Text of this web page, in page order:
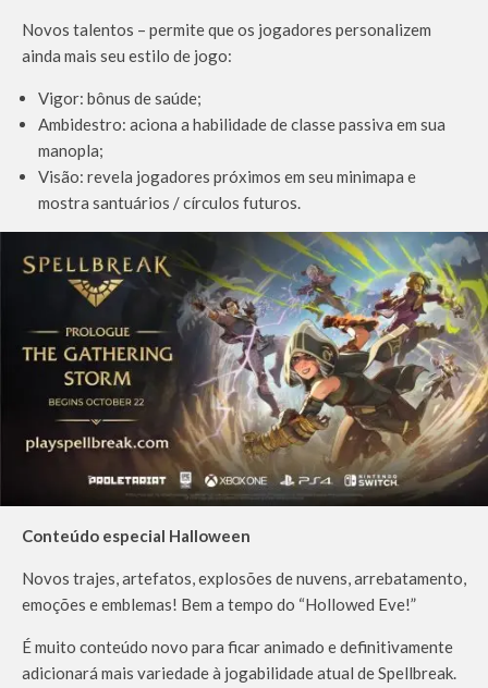
Novos talentos – permite que os jogadores personalizem
ainda mais seu estilo de jogo:
Vigor: bônus de saúde;
Ambidestro: aciona a habilidade de classe passiva em sua
manopla;
Visão: revela jogadores próximos em seu minimapa e
mostra santuários / círculos futuros.
Conteúdo especial Halloween
Novos trajes, artefatos, explosões de nuvens, arrebatamento,
emoções e emblemas! Bem a tempo do “Hollowed Eve!”
É muito conteúdo novo para ficar animado e definitivamente
adicionará mais variedade à jogabilidade atual de Spellbreak.